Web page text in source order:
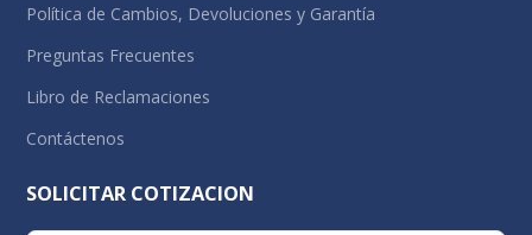
Política de Cambios, Devoluciones y Garantía
Preguntas Frecuentes
Libro de Reclamaciones
Contáctenos
SOLICITAR COTIZACION